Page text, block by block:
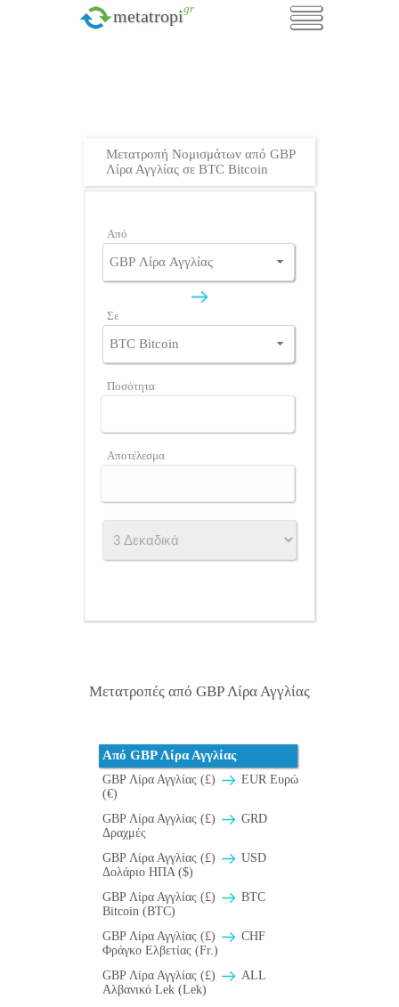
metatropi.gr
Μετατροπή Νομισμάτων από GBP
Λίρα Αγγλίας σε BTC Bitcoin
Από
Σε
Ποσότητα
Αποτέλεσμα
Μετατροπές από GBP Λίρα Αγγλίας
Από GBP Λίρα Αγγλίας
GBP Λίρα Αγγλίας (£)
EUR Ευρώ
(€)
GBP Λίρα Αγγλίας (£)
GRD
Δραχμές
GBP Λίρα Αγγλίας (£)
USD
Δολάριο ΗΠΑ ($)
GBP Λίρα Αγγλίας (£)
BTC
Bitcoin (BTC)
GBP Λίρα Αγγλίας (£)
CHF
Φράγκο Ελβετίας (Fr.)
GBP Λίρα Αγγλίας (£)
ALL
Αλβανικό Lek (Lek)